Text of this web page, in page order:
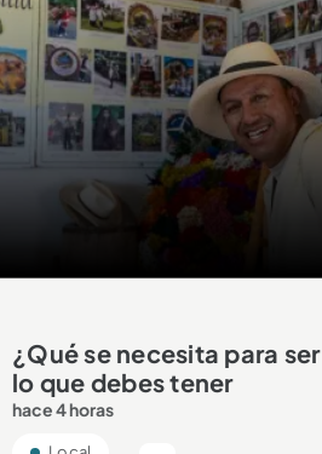
¿Qué se necesita para
lo que debes tener
hace 4 horas